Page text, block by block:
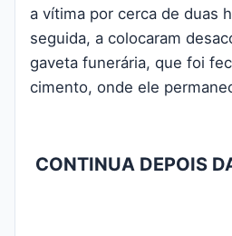
a vítima por cerca de duas
seguida, a colocaram
gaveta funerária, que foi
cimento, onde ele
CONTINUA DEPOIS